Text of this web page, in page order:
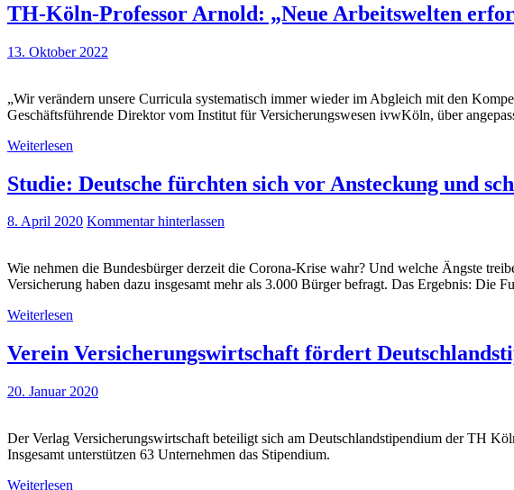
TH-Köln-Professor Arnold: „Neue Arbeitswelten
13. Oktober 2022
„Wir verändern unsere Curricula systematisch immer wieder im Abgleich mit den
Geschäftsführende Direktor vom Institut für Versicherungswesen ivwKöln, über
Weiterlesen
Studie: Deutsche fürchten sich vor Ansteckung und
8. April 2020 Kommentar hinterlassen
Wie nehmen die Bundesbürger derzeit die Corona-Krise wahr? Und welche Ängste
Versicherung haben dazu insgesamt mehr als 3.000 Bürger befragt. Das Ergebnis: Die
Weiterlesen
Verein Versicherungswirtschaft fördert
20. Januar 2020
Der Verlag Versicherungswirtschaft beteiligt sich am Deutschlandstipendium der TH
Insgesamt unterstützen 63 Unternehmen das Stipendium.
Weiterlesen